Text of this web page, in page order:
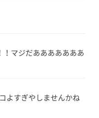
マジだあああああああ
よすぎやしませんかね